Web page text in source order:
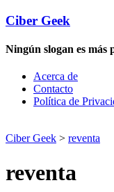
Ciber Geek
Ningún slogan es más
Acerca de
Contacto
Política de
Ciber Geek > reventa
reventa